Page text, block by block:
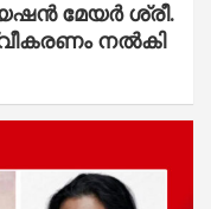
മേയർ ശ്രീ.
വി. വി. രാജേഷിന് ഉജ്വല സ്വീകരണം നൽകി